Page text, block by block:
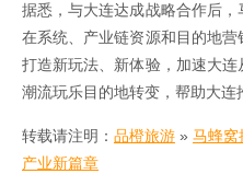
据悉，与大连达成战略合作后
在系统、产业链资源和目的地
打造新玩法、新体验，加速大
潮流玩乐目的地转变，帮助大连
转载请注明： 品橙旅游 » 马蜂窝
产业新篇章